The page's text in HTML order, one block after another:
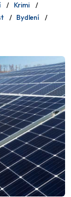
Krimi
Bydlení